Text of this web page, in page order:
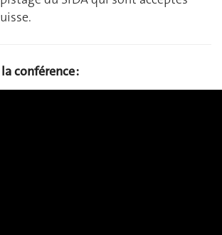
conférence :